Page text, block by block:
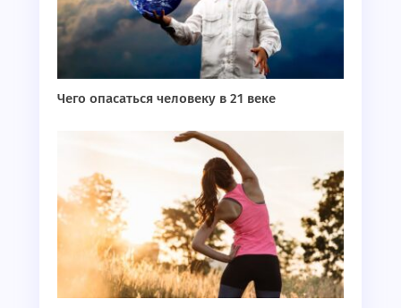
Чего опасаться человеку в 21 веке